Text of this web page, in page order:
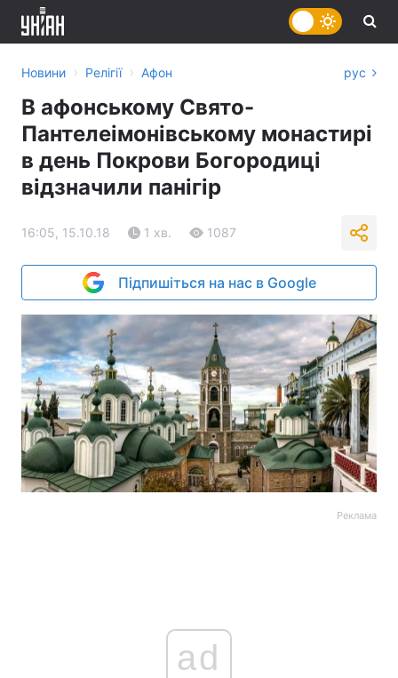
Новини › Релігії › Афон рус
В афонському Свято-
Пантелеімонівському монастирі
в день Покрови Богородиці
відзначили панігір
16:05, 15.10.18 1 хв. 1087
Підпишіться на нас в Google
Реклама
ad